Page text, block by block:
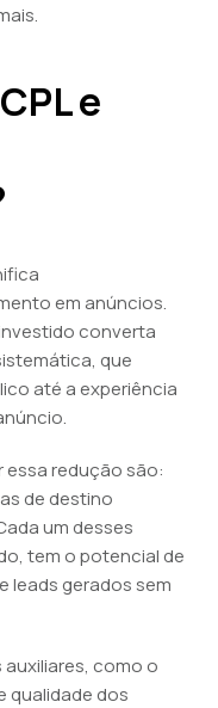
e
em anúncios.
converta
que
até a experiência
essa redução são:
de destino
um desses
tem o potencial de
leads gerados sem
como o
qualidade dos